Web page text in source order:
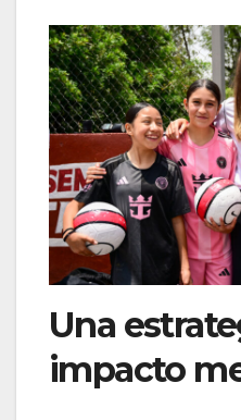
Una
impacto